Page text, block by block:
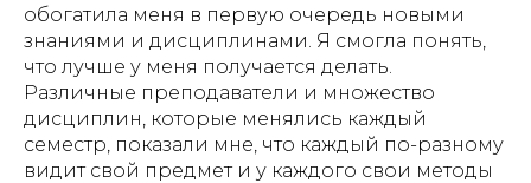
обогатила меня в первую очередь новыми
знаниями и дисциплинами. Я смогла понять,
что лучше у меня получается делать.
Различные преподаватели и множество
дисциплин, которые менялись каждый
семестр, показали мне, что каждый по-разному
видит свой предмет и у каждого свои методы